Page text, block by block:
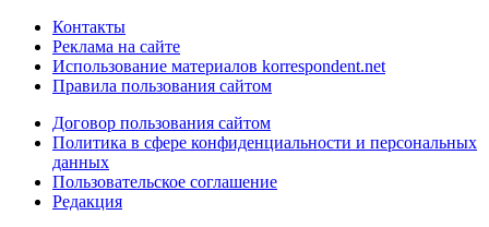
Контакты
Реклама на сайте
Использование материалов korrespondent.net
Правила пользования сайтом
Договор пользования сайтом
Политика в сфере конфиденциальности и персональных
данных
Пользовательское соглашение
Редакция